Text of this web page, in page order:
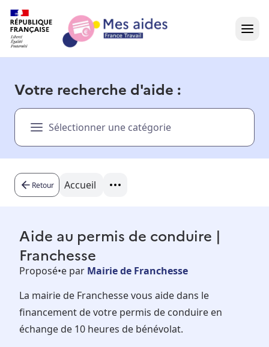
Présentation vidéo
Besoin d'aide ?
Votre recherche d'aide :
Sélectionner une catégorie
Retour Accueil
Aide au permis de conduire |
Franchesse
Proposé•e par Mairie de Franchesse
La mairie de Franchesse vous aide dans le
financement de votre permis de conduire en
échange de 10 heures de bénévolat.